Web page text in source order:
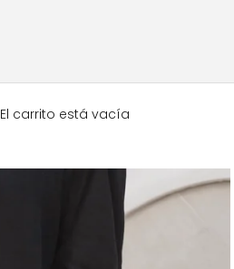
El carrito está vacía